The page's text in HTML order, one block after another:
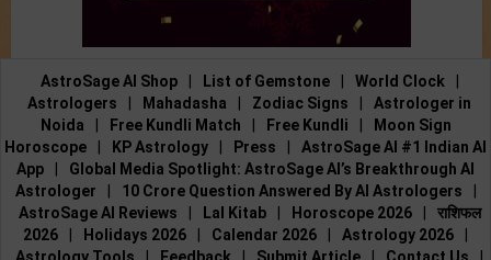
AstroSage AI Shop List of Gemstone World Clock
Astrologers
Mahadasha Zodiac Signs
Astrologer in
Noida
Free Kundli Match Free Kundli
Moon Sign
Horoscope
KP Astrology Press
AstroSage AI #1 Indian AI
App
Global Media Spotlight: AstroSage AI’s Breakthrough AI
Astrologer
10 Crore Question Answered By AI Astrologers
AstroSage AI Reviews
Lal Kitab Horoscope 2026
राशिफल
2026
Holidays 2026 Calendar 2026 Astrology 2026